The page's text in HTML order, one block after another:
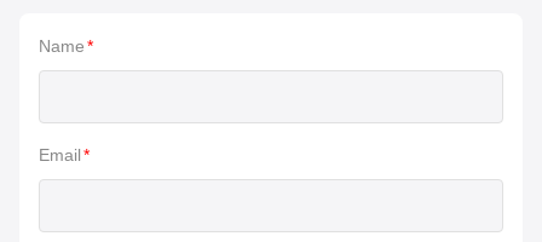
Name*
Email*